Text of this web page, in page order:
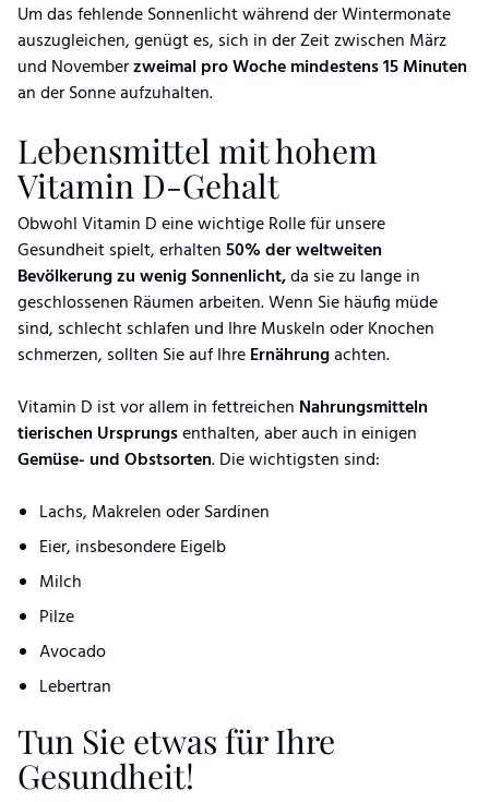
Um das fehlende Sonnenlicht während der Wintermonate
auszugleichen, genügt es, sich in der Zeit zwischen März
und Novemberzweimal pro Woche mindestens 15 Minuten
an der Sonne aufzuhalten.
Lebensmittel mit hohem
Vitamin D-Gehalt
Obwohl Vitamin D eine wichtige Rolle für unsere
Gesundheit spielt, erhalten50% der weltweiten
Bevölkerung zu wenig Sonnenlicht,da sie zu lange in
geschlossenen Räumen arbeiten. Wenn Sie häufig müde
sind, schlecht schlafen und Ihre Muskeln oder Knochen
schmerzen, sollten Sie auf IhreErnährungachten.
Vitamin D ist vor allem in fettreichen Nahrungsmitteln
tierischen Ursprungsenthalten, aber auch in einigen
Gemüse- und Obstsorten. Die wichtigsten sind:
Lachs, Makrelen oder Sardinen
Eier, insbesondere Eigelb
Milch
Pilze
Avocado
Lebertran
Tun Sie etwas für Ihre
Gesundheit!